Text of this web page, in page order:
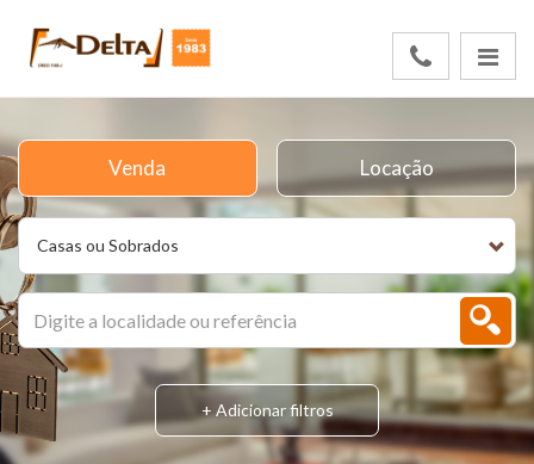
Casas ou Sobrados
Venda Locação
+ Adicionar filtros